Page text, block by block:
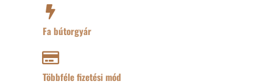
Fa bútorgyár
Többféle fizetési mód